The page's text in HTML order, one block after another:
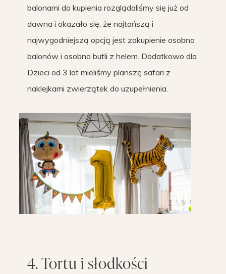
balonami do kupienia rozglądaliśmy się już od
dawna i okazało się, że najtańszą i
najwygodniejszą opcją jest zakupienie osobno
balonów i osobno butli z helem. Dodatkowo dla
Dzieci od 3 lat mieliśmy planszę safari z
naklejkami zwierzątek do uzupełnienia.
4. Tortu i słodkości